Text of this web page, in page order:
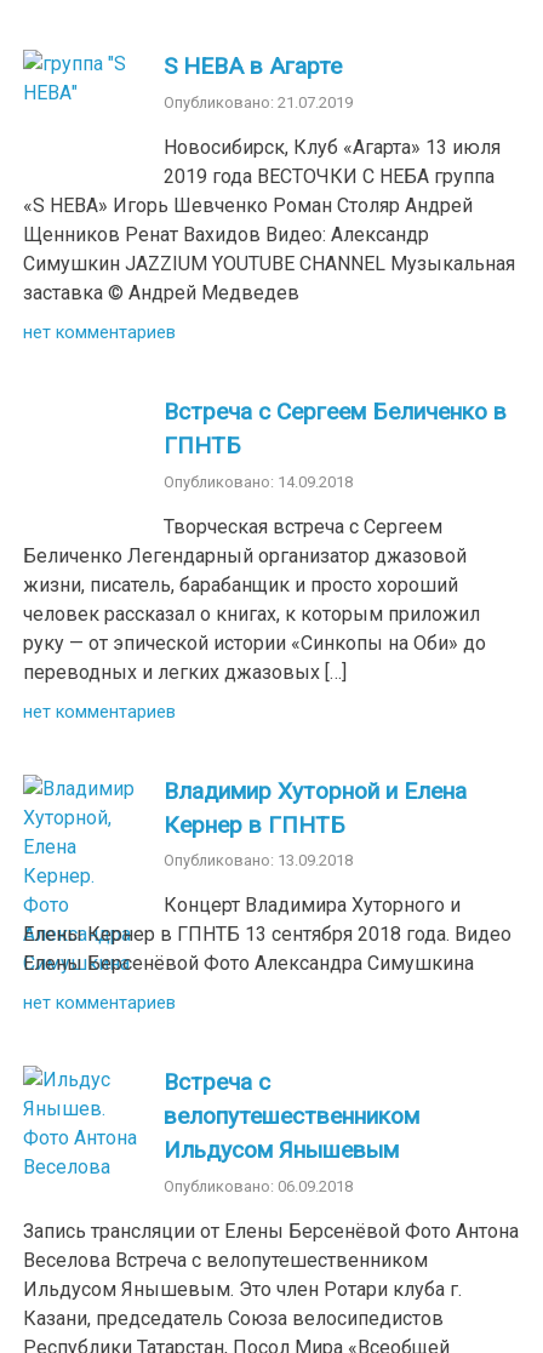
S НЕВА в Агарте
Опубликовано: 21.07.2019
Новосибирск, Клуб «Агарта» 13 июля
2019 года ВЕСТОЧКИ С НЕБА группа
«S НЕВА» Игорь Шевченко Роман Столяр Андрей
Щенников Ренат Вахидов Видео: Александр
Симушкин JAZZIUM YOUTUBE CHANNEL Музыкальная
заставка © Андрей Медведев
нет комментариев
Встреча с Сергеем Беличенко в
ГПНТБ
Опубликовано: 14.09.2018
Творческая встреча с Сергеем
Беличенко Легендарный организатор джазовой
жизни, писатель, барабанщик и просто хороший
человек рассказал о книгах, к которым приложил
руку — от эпической истории «Синкопы на Оби» до
переводных и легких джазовых […]
нет комментариев
Владимир Хуторной и Елена
Кернер в ГПНТБ
Опубликовано: 13.09.2018
Концерт Владимира Хуторного и
Елены Кернер в ГПНТБ 13 сентября 2018 года. Видео
Елены Берсенёвой Фото Александра Симушкина
нет комментариев
Встреча с
велопутешественником
Ильдусом Янышевым
Опубликовано: 06.09.2018
Запись трансляции от Елены Берсенёвой Фото Антона
Веселова Встреча с велопутешественником
Ильдусом Янышевым. Это член Ротари клуба г.
Казани, председатель Союза велосипедистов
Республики Татарстан, Посол Мира «Всеобщей